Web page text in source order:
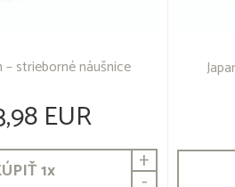
– strieborné náušnice
EUR
1x +